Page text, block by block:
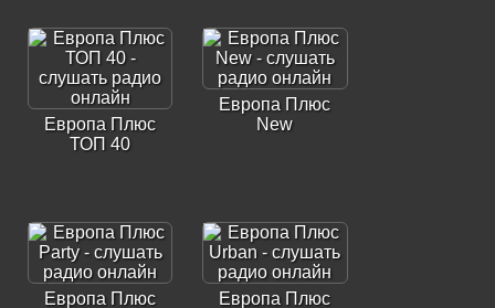
Европа Плюс
ТОП 40
Европа Плюс
New
Европа Плюс Европа Плюс